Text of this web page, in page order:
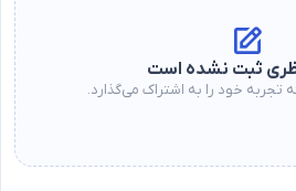
ثبت نشده است
تجربه خود را به اشتراک می‌گذارد.